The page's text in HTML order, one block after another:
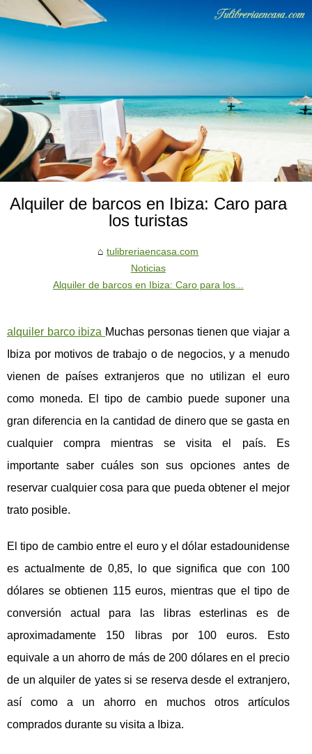
Alquiler de barcos en Ibiza: Caro para
los turistas
tulibreriaencasa.com
Noticias
Alquiler de barcos en Ibiza: Caro para los...
alquiler barco ibiza Muchas personas tienen que viajar a
Ibiza por motivos de trabajo o de negocios, y a menudo
vienen de países extranjeros que no utilizan el euro
como moneda. El tipo de cambio puede suponer una
gran diferencia en la cantidad de dinero que se gasta en
cualquier compra mientras se visita el país. Es
importante saber cuáles son sus opciones antes de
reservar cualquier cosa para que pueda obtener el mejor
trato posible.
El tipo de cambio entre el euro y el dólar estadounidense
es actualmente de 0,85, lo que significa que con 100
dólares se obtienen 115 euros, mientras que el tipo de
conversión actual para las libras esterlinas es de
aproximadamente 150 libras por 100 euros. Esto
equivale a un ahorro de más de 200 dólares en el precio
de un alquiler de yates si se reserva desde el extranjero,
así como a un ahorro en muchos otros artículos
comprados durante su visita a Ibiza.